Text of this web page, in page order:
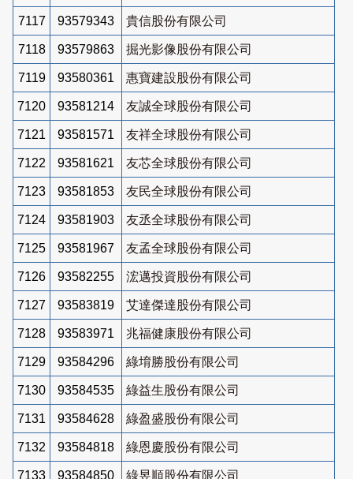
7117 93579343 貴信股份有限公司
7118 93579863 掘光影像股份有限公司
7119 93580361 惠寶建設股份有限公司
7120 93581214 友誠全球股份有限公司
7121 93581571 友祥全球股份有限公司
7122 93581621 友芯全球股份有限公司
7123 93581853 友民全球股份有限公司
7124 93581903 友丞全球股份有限公司
7125 93581967 友孟全球股份有限公司
7126 93582255 浤邁投資股份有限公司
7127 93583819 艾達傑達股份有限公司
7128 93583971 兆福健康股份有限公司
7129 93584296 綠堉勝股份有限公司
7130 93584535 綠益生股份有限公司
7131 93584628 綠盈盛股份有限公司
7132 93584818 綠恩慶股份有限公司
7133 93584850 綠昱順股份有限公司